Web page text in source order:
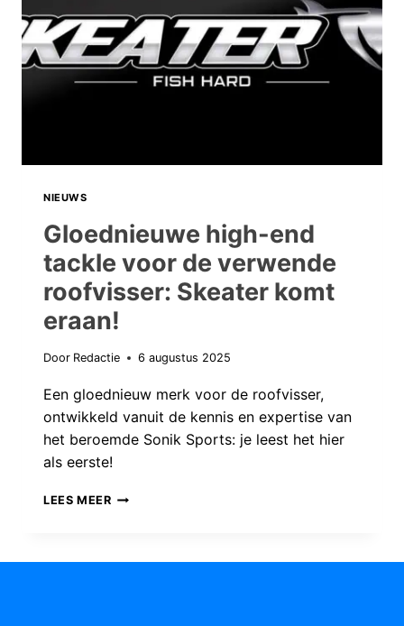
NIEUWS
Gloednieuwe high-end
tackle voor de verwende
roofvisser: Skeater komt
eraan!
Door Redactie 6 augustus 2025
Een gloednieuw merk voor de roofvisser,
ontwikkeld vanuit de kennis en expertise van
het beroemde Sonik Sports: je leest het hier
als eerste!
LEES MEERGLOEDNIEUWE
TACKLE